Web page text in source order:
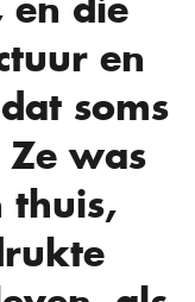
en
soms
Ze was
thuis,